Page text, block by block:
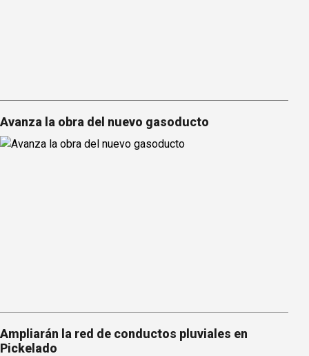
Avanza la obra del nuevo gasoducto
Ampliarán la red de conductos pluviales en
Pickelado